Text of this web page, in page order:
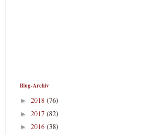
Blog-Archiv
► 2018 (76)
► 2017 (82)
► 2016 (38)